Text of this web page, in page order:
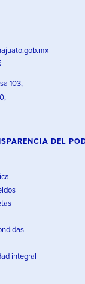
103,
DEL
integral